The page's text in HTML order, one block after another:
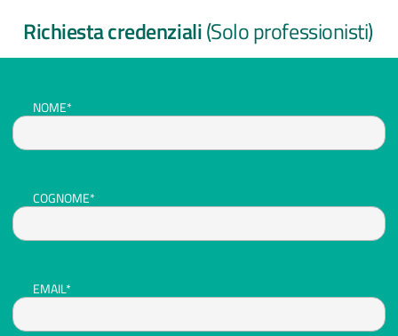
Richiesta credenziali(Solo professionisti)
NOME*
COGNOME*
EMAIL*